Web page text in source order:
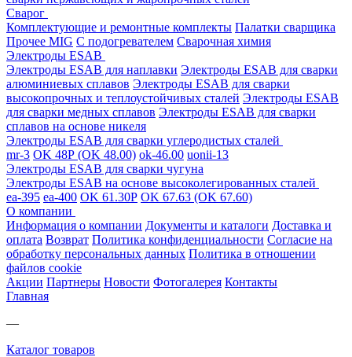
Сварог
Комплектующие и ремонтные комплекты Палатки сварщика
Прочее MIG С подогревателем Сварочная химия
Электроды ESAB
Электроды ESAB для наплавки Электроды ESAB для сварки
алюминиевых сплавов Электроды ESAB для сварки
высокопрочных и теплоустойчивых сталей Электроды ESAB
для сварки медных сплавов Электроды ESAB для сварки
сплавов на основе никеля
Электроды ESAB для сварки углеродистых сталей
mr-3 OK 48Р (OK 48.00) ok-46.00 uonii-13
Электроды ESAB для сварки чугуна
Электроды ESAB на основе высоколегированных сталей
ea-395 ea-400 OK 61.30Р OK 67.63 (OK 67.60)
О компании
Информация о компании Документы и каталоги Доставка и
оплата Возврат Политика конфиденциальности Согласие на
обработку персональных данных Политика в отношении
файлов cookie
Акции Партнеры Новости Фотогалерея Контакты
Главная
—
Каталог товаров